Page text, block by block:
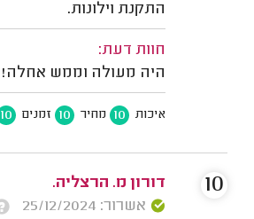
התקנת וילונות.
חוות דעת:
היה מעולה וממש אחלה!
איכות 10 מחיר 10 זמנים 10
דורון מ. הרצליה.
אשרור: 25/12/2024
10